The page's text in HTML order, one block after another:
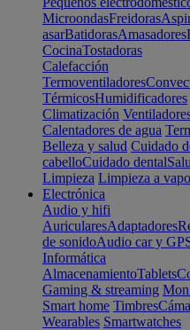
MicroondasFreidoras
asarBatidorasAmasadores
CocinaTostadoras
Calefacción
Termoventiladores
TérmicosHumidificadores
Climatización
Calentadores de agua
Belleza y salud Cuidado
cabelloCuidado dental
Limpieza Limpieza a
Electrónica
Audio y hifi
AuricularesAdaptadores
de sonidoAudio car y
Informática
AlmacenamientoTablets
Gaming & streaming
Smart home Timbres
Wearables Smartwatches